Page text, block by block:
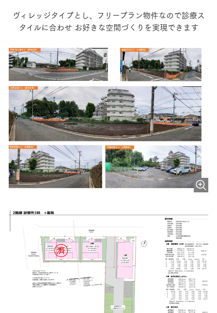
ヴィレッジタイプとし、フリープラン物件なので診療ス
タイルに合わせ お好きな空間づくりを実現できます